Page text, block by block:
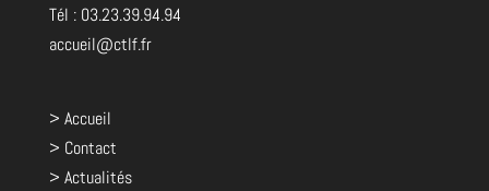
Tél : 03.23.39.94.94
accueil@ctlf.fr
> Accueil
> Contact
> Actualités